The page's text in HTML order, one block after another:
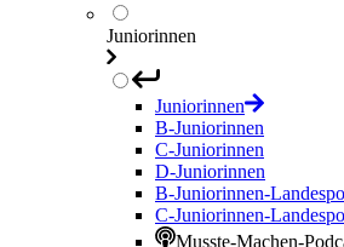
Juniorinnen
Juniorinnen
B-Juniorinnen
C-Juniorinnen
D-Juniorinnen
B-Juniorinnen-
C-Juniorinnen-
Musste-Machen-